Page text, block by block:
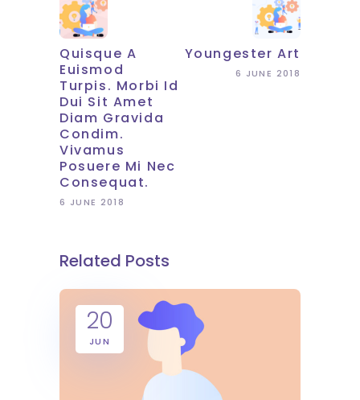
Quisque A
Euismod
Turpis. Morbi Id
Dui Sit Amet
Diam Gravida
Condim.
Vivamus
Posuere Mi Nec
Consequat.
6 JUNE 2018
Youngester Art
6 JUNE 2018
Related Posts
20
JUN